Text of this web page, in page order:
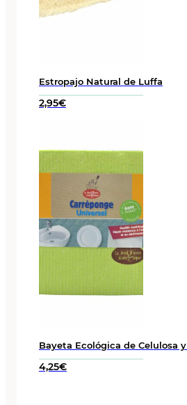
Estropajo Natural de Luffa
2,95€
Bayeta Ecológica de Celulosa
4,25€